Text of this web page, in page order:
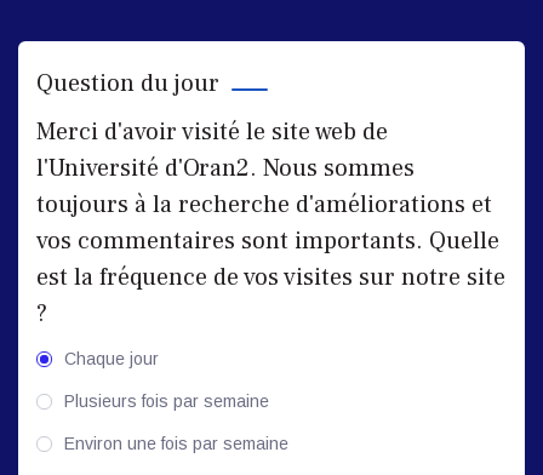
Question du jour
Merci d'avoir visité le site web de
l'Université d'Oran2. Nous sommes
toujours à la recherche d'améliorations et
vos commentaires sont importants. Quelle
est la fréquence de vos visites sur notre site
?
Chaque jour
Plusieurs fois par semaine
Environ une fois par semaine
University
Testimony of visiting students
from Moscow State Linguistic